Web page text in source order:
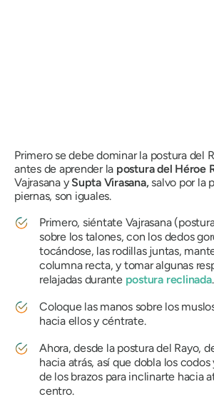
Primero se debe dominar la postura del
antes de aprender la postura del Héroe
Vajrasanay Supta Virasana,salvo por la
piernas, son iguales.
Primero, siéntate Vajrasana
sobre los talones, con los dedos
tocándose, las rodillas juntas,
columna recta, y tomar algunas
relajadas durante postura reclinada.
Coloque las manos sobre los
hacia ellos y céntrate.
Ahora, desde la postura del Rayo,
hacia atrás, así que dobla los
de los brazos para inclinarte hacia
centro.